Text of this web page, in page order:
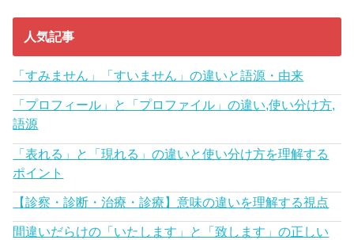
人気記事
「すみません」「すいません」の違いと語源・由来
「プロフィール」と「プロファイル」の違い,使い分け方,
語源
「表れる」と「現れる」の違いと使い分け方を理解する
ポイント
【診察・診断・治療・診療】意味の違いを理解する視点
間違いだらけの「いたします」と「致します」の正しい